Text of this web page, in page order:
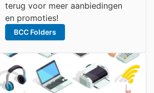
terug voor meer aanbiedingen
en promoties!
BCC Folders